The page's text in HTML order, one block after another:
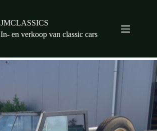
JMCLASSICS
In- en verkoop van classic cars